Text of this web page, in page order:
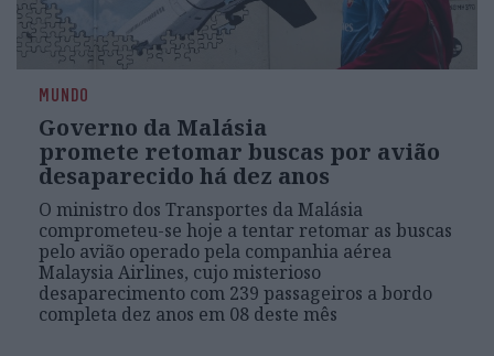
MUNDO
Governo da Malásia
promete retomar buscas por avião
desaparecido há dez anos
O ministro dos Transportes da Malásia
comprometeu-se hoje a tentar retomar as buscas
pelo avião operado pela companhia aérea
Malaysia Airlines, cujo misterioso
desaparecimento com 239 passageiros a bordo
completa dez anos em 08 deste mês